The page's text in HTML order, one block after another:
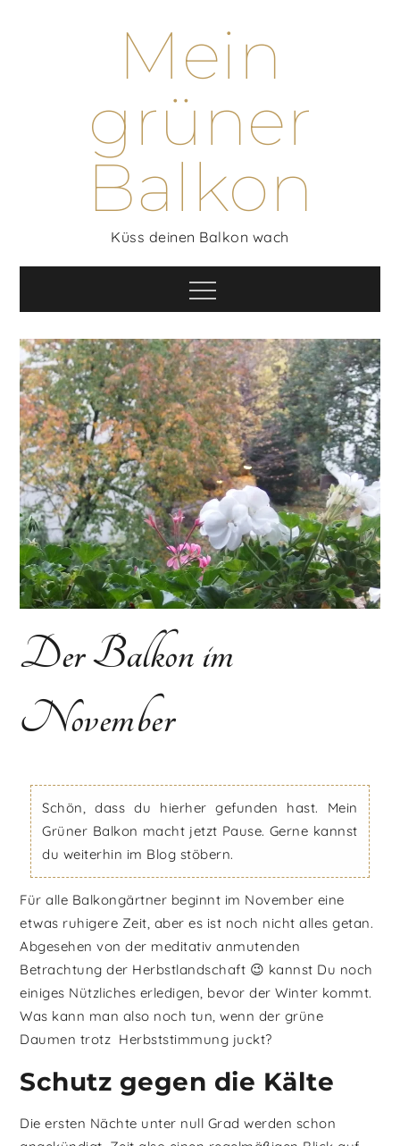
Mein
grüner
Balkon
Küss deinen Balkon wach
Menu
Der Balkon im
November
Schön, dass du hierher gefunden hast. Mein
Grüner Balkon macht jetzt Pause. Gerne kannst
du weiterhin im Blog stöbern.
Für alle Balkongärtner beginnt im November eine
etwas ruhigere Zeit, aber es ist noch nicht alles getan.
Abgesehen von der meditativ anmutenden
Betrachtung der Herbstlandschaft 😉 kannst Du noch
einiges Nützliches erledigen, bevor der Winter kommt.
Was kann man also noch tun, wenn der grüne
Daumen trotz Herbststimmung juckt?
Schutz gegen die Kälte
Die ersten Nächte unter null Grad werden schon